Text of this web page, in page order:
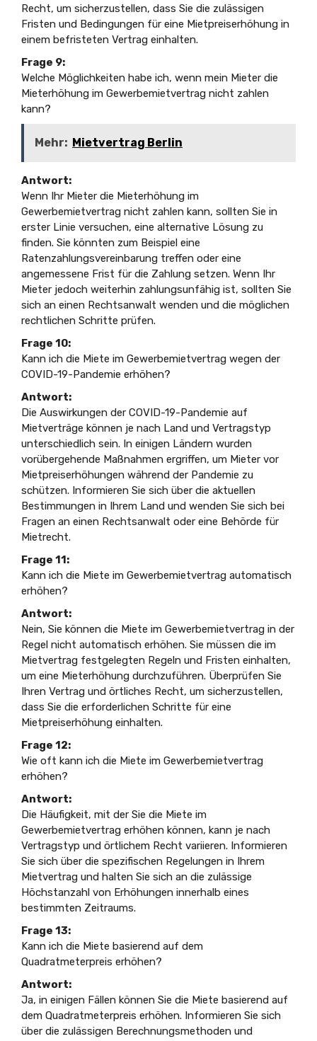
Recht, um sicherzustellen, dass Sie die zulässigen
Fristen und Bedingungen für eine Mietpreiserhöhung in
einem befristeten Vertrag einhalten.
Frage 9:
Welche Möglichkeiten habe ich, wenn mein Mieter die
Mieterhöhung im Gewerbemietvertrag nicht zahlen
kann?
Mehr: Mietvertrag Berlin
Antwort:
Wenn Ihr Mieter die Mieterhöhung im
Gewerbemietvertrag nicht zahlen kann, sollten Sie in
erster Linie versuchen, eine alternative Lösung zu
finden. Sie könnten zum Beispiel eine
Ratenzahlungsvereinbarung treffen oder eine
angemessene Frist für die Zahlung setzen. Wenn Ihr
Mieter jedoch weiterhin zahlungsunfähig ist, sollten Sie
sich an einen Rechtsanwalt wenden und die möglichen
rechtlichen Schritte prüfen.
Frage 10:
Kann ich die Miete im Gewerbemietvertrag wegen der
COVID-19-Pandemie erhöhen?
Antwort:
Die Auswirkungen der COVID-19-Pandemie auf
Mietverträge können je nach Land und Vertragstyp
unterschiedlich sein. In einigen Ländern wurden
vorübergehende Maßnahmen ergriffen, um Mieter vor
Mietpreiserhöhungen während der Pandemie zu
schützen. Informieren Sie sich über die aktuellen
Bestimmungen in Ihrem Land und wenden Sie sich bei
Fragen an einen Rechtsanwalt oder eine Behörde für
Mietrecht.
Frage 11:
Kann ich die Miete im Gewerbemietvertrag automatisch
erhöhen?
Antwort:
Nein, Sie können die Miete im Gewerbemietvertrag in der
Regel nicht automatisch erhöhen. Sie müssen die im
Mietvertrag festgelegten Regeln und Fristen einhalten,
um eine Mieterhöhung durchzuführen. Überprüfen Sie
Ihren Vertrag und örtliches Recht, um sicherzustellen,
dass Sie die erforderlichen Schritte für eine
Mietpreiserhöhung einhalten.
Frage 12:
Wie oft kann ich die Miete im Gewerbemietvertrag
erhöhen?
Antwort:
Die Häufigkeit, mit der Sie die Miete im
Gewerbemietvertrag erhöhen können, kann je nach
Vertragstyp und örtlichem Recht variieren. Informieren
Sie sich über die spezifischen Regelungen in Ihrem
Mietvertrag und halten Sie sich an die zulässige
Höchstanzahl von Erhöhungen innerhalb eines
bestimmten Zeitraums.
Frage 13:
Kann ich die Miete basierend auf dem
Quadratmeterpreis erhöhen?
Antwort:
Ja, in einigen Fällen können Sie die Miete basierend auf
dem Quadratmeterpreis erhöhen. Informieren Sie sich
über die zulässigen Berechnungsmethoden und